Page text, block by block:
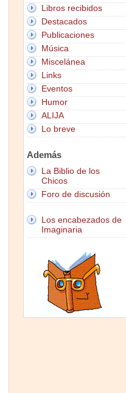
Libros recibidos
Destacados
Publicaciones
Música
Miscelánea
Links
Eventos
Humor
ALIJA
Lo breve
Además
La Biblio de los
Chicos
Foro de discusión
Los encabezados de
Imaginaria